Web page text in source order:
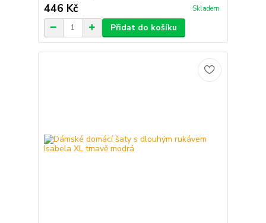
446 Kč Skladem
Přidat do košíku